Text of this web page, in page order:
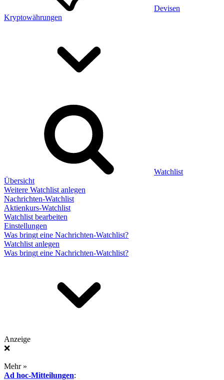
Devisen
Kryptowährungen
Watchlist
Übersicht
Weitere Watchlist anlegen
Nachrichten-Watchlist
Aktienkurs-Watchlist
Watchlist bearbeiten
Einstellungen
Was bringt eine Nachrichten-Watchlist?
Watchlist anlegen
Was bringt eine Nachrichten-Watchlist?
Anzeige
❌
Mehr »
Ad hoc-Mitteilungen: